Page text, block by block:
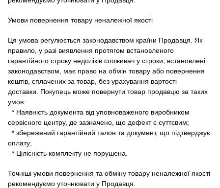
Умови повернення товару неналежної якості
Ця умова регулюється законодавством країни Продавця. Як
правило, у разі виявлення протягом встановленого
гарантійного строку недоліків споживач у строки, встановлені
законодавством, має право на обмін товару або повернення
коштів, сплачених за товар, без урахування вартості
доставки. Покупець може повернути товар продавцю за таких
умов:
* Наявність документа від уповноваженого виробником
сервісного центру, де зазначено, що дефект є суттєвим;
* збережений гарантійний талон та документ, що підтверджує
оплату;
* Цілісність комплекту не порушена.
Точніші умови повернення та обміну товару неналежної якості
рекомендуємо уточнювати у Продавця.